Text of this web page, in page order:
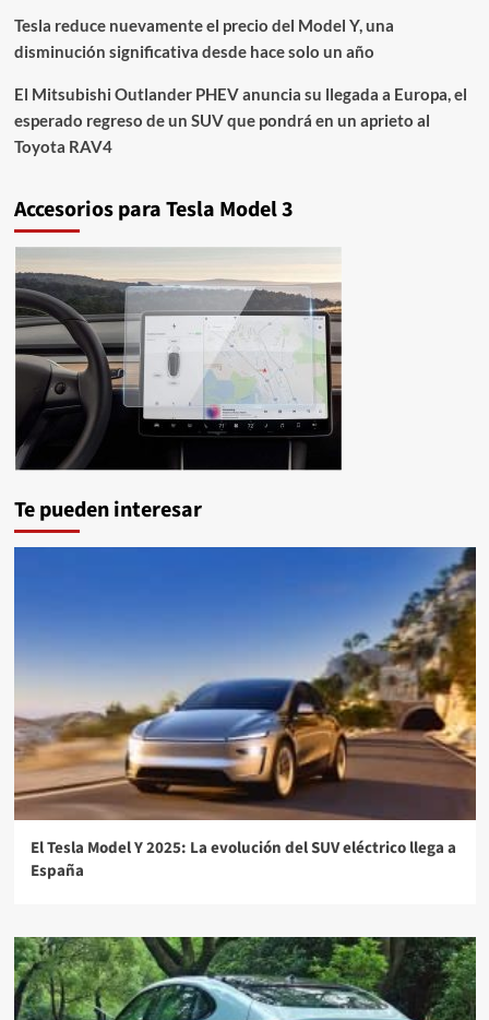
Tesla reduce nuevamente el precio del Model Y, una
disminución significativa desde hace solo un año
El Mitsubishi Outlander PHEV anuncia su llegada a Europa, el
esperado regreso de un SUV que pondrá en un aprieto al
Toyota RAV4
Accesorios para Tesla Model 3
Te pueden interesar
El Tesla Model Y 2025: La evolución del SUV eléctrico llega a
España